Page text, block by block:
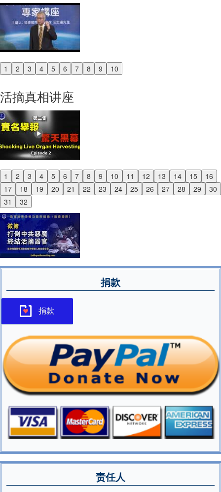
1 2 3 4 5 6 7 8 9 10
Previous
活摘真相讲座
1 2 3 4 5 6 7 8 9 10 11 12 13 14 15
16
17
18 19 20 21 22 23 24 25 26 27 28 29
30
31
32
Previous
Next
捐款
捐款
责任人